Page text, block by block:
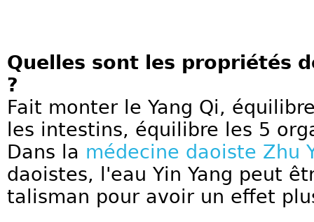
Quelles sont les propriétés
?
Fait monter le Yang Qi,
les intestins, équilibre les 5
Dans la médecine daoiste Zhu
daoistes, l'eau Yin Yang peut
talisman pour avoir un effet